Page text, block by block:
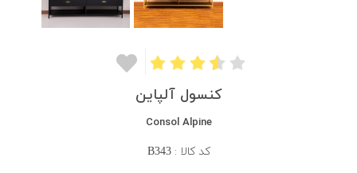
کنسول آلپاین
Consol Alpine
کد کالا :B343